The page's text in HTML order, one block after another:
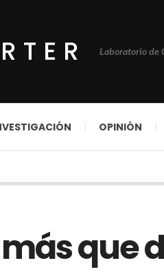
Laboratorio de
OPINIÓN
que